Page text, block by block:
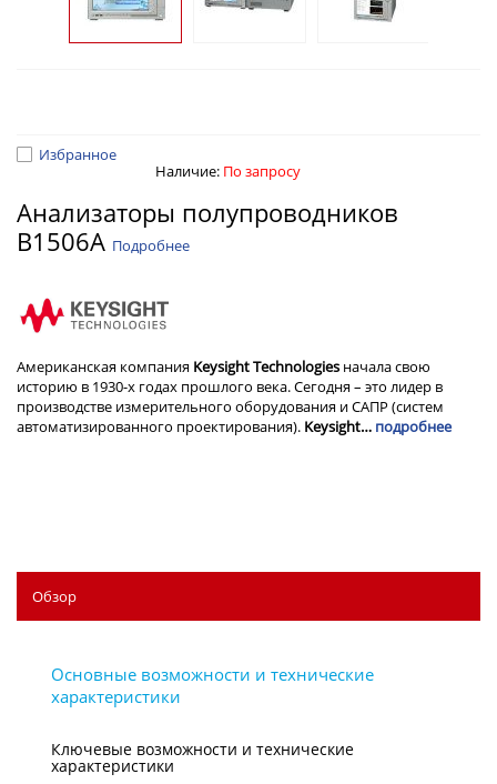
Избранное
Наличие: По запросу
Анализаторы полупроводников
B1506A Подробнее
Американская компания Keysight Technologies начала свою
историю в 1930-х годах прошлого века. Сегодня – это лидер в
производстве измерительного оборудования и САПР (систем
автоматизированного проектирования). Keysight… подробнее
Обзор
Ключевые возможности и технические
характеристики